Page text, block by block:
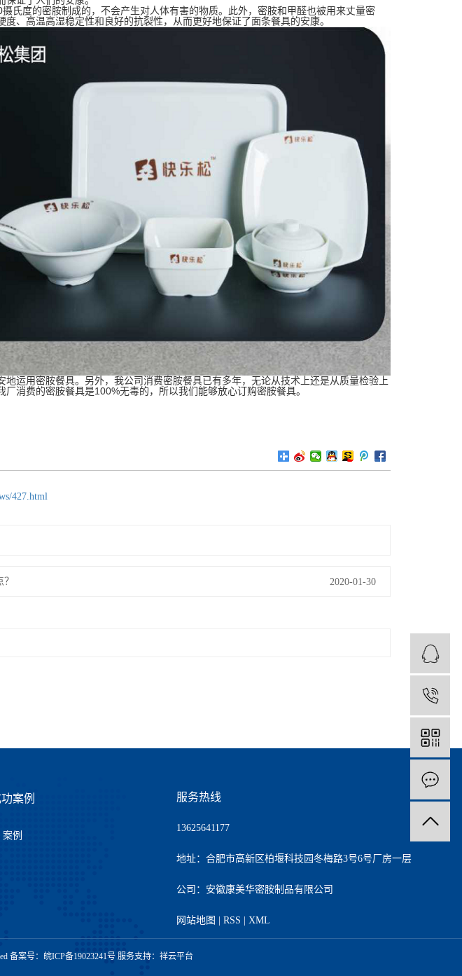
度的密胺制成的，不会产生对人体有害的物质。此外，密胺和甲醛也被用来丈量密
、高温高湿稳定性和良好的抗裂性，从而更好地保证了面条餐具的安康。
运用密胺餐具。另外，我公司消费密胺餐具已有多年，无论从技术上还是从质量检验上
消费的密胺餐具是100%无毒的，所以我们能够放心订购密胺餐具。
427.html
2020-01-30
案例
案例
服务热线
13625641177
地址：合肥市高新区柏堰科技园冬梅路3号6号厂房一层
公司：安徽康美华密胺制品有限公司
网站地图 RSS XML
备案号： 皖ICP备19023241号 服务支持： 祥云平台